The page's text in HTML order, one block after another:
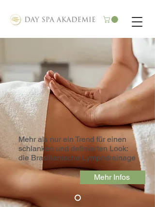
Mehr als nur ein Trend für einen
schlanken und definierten Look:
die Brasilianische Lymphdrainage
Mehr Infos